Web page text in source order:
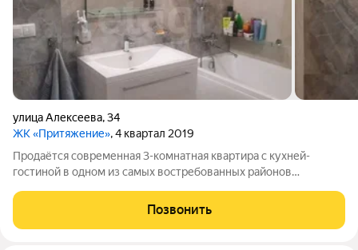
улица Алексеева,34
ЖК «Притяжение», 4 квартал 2019
Продаётся современная 3-комнатная квартира с кухней-
гостиной в одном из самых востребованных районов
расположена на комфортном 5 этаже 17-этажного монолитно-
кирпичного дома 2020 года
Позвонить